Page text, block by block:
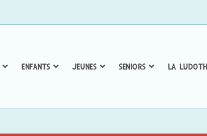
ENFANTS JEUNES SENIORS LA